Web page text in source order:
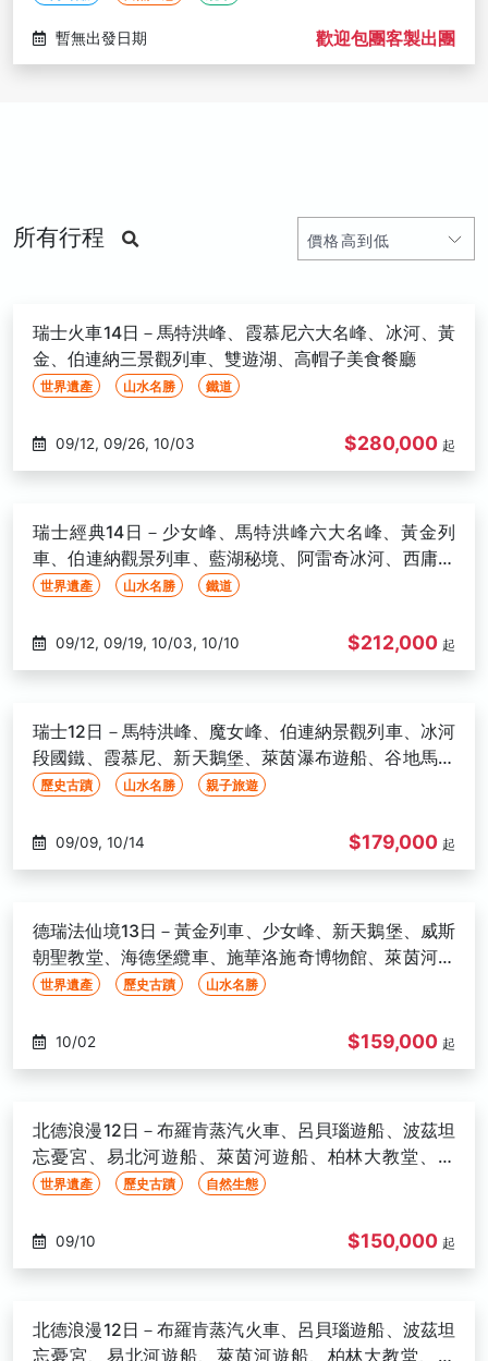
暫無出發日期 歡迎包團客製出團
所有行程
瑞士火車14日－馬特洪峰、霞慕尼六大名峰、冰河、黃
金、伯連納三景觀列車、雙遊湖、高帽子美食餐廳
世界遺產 山水名勝 鐵道
09/12, 09/26, 10/03 $280,000 起
瑞士經典14日－少女峰、馬特洪峰六大名峰、黃金列
車、伯連納觀景列車、藍湖秘境、阿雷奇冰河、西庸古
堡、日內瓦
世界遺產 山水名勝 鐵道
09/12, 09/19, 10/03, 10/10 $212,000 起
瑞士12日－馬特洪峰、魔女峰、伯連納景觀列車、冰河
段國鐵、霞慕尼、新天鵝堡、萊茵瀑布遊船、谷地馬車
體驗
歷史古蹟 山水名勝 親子旅遊
09/09, 10/14 $179,000 起
德瑞法仙境13日－黃金列車、少女峰、新天鵝堡、威斯
朝聖教堂、海德堡纜車、施華洛施奇博物館、萊茵河遊
船世界遺產 歷史古蹟 山水名勝
10/02 $159,000 起
北德浪漫12日－布羅肯蒸汽火車、呂貝瑙遊船、波茲坦
忘憂宮、易北河遊船、萊茵河遊船、柏林大教堂、國
鐵、童話大道【華航直飛】
世界遺產 歷史古蹟 自然生態
09/10 $150,000 起
北德浪漫12日－布羅肯蒸汽火車、呂貝瑙遊船、波茲坦
忘憂宮、易北河遊船、萊茵河遊船、柏林大教堂、國